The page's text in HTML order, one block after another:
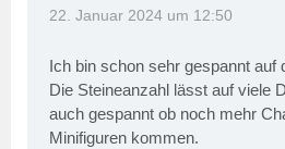
22. Januar 2024 um 12:50
Ich bin schon sehr gespannt auf
Die Steineanzahl lässt auf viele
auch gespannt ob noch mehr
Minifiguren kommen.